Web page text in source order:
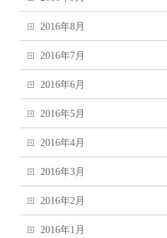
2016年8月
2016年7月
2016年6月
2016年5月
2016年4月
2016年3月
2016年2月
2016年1月